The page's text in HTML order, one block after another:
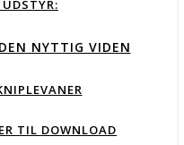
UDSTYR:
NYTTIG VIDEN
TIL DOWNLOAD